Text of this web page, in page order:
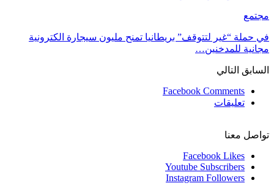
مجتمع
في حملة “غير لتتوقف” بريطانيا تمنح مليون سيجارة الكترونية
مجانية للمدخنين…
السابق التالي
Facebook Comments
تعليقات
تواصل معنا
Facebook Likes
Youtube Subscribers
Instagram Followers